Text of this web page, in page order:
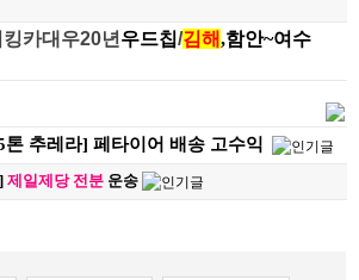
카대우20년 우드칩/김해,함안~여수
톤 추레라] 페타이어 배송 고수익
제일제당 전분 운송